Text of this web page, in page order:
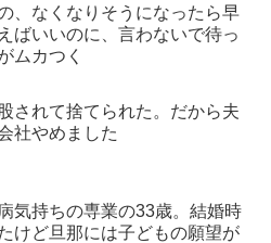
、なくなりそうになったら早
ばいいのに、言わないで待っ
ムカつく
されて捨てられた。だから夫
社やめました
気持ちの専業の33歳。結婚時
けど旦那には子どもの願望が